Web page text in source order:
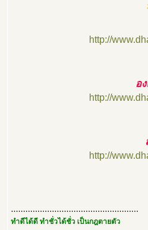
http://
อ
http://
http://
.....................................................
ทำดีได้ดี ทำชั่วได้ชั่ว เป็นกฎตายตัว